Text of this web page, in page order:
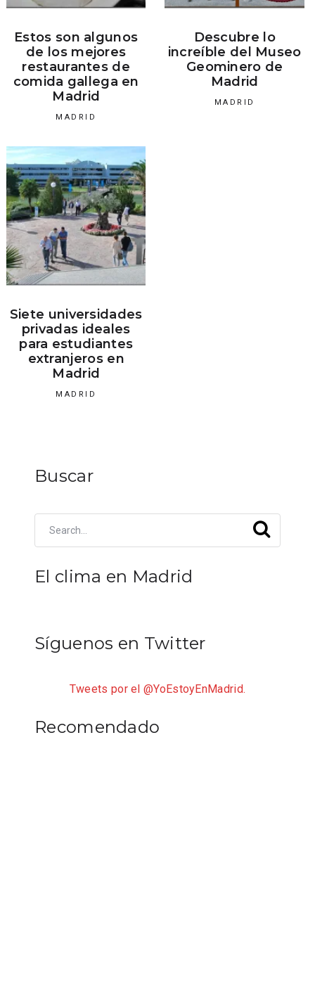
Estos son algunos
de los mejores
restaurantes de
comida gallega en
Madrid
MADRID
Descubre lo
increíble del Museo
Geominero de
Madrid
MADRID
Siete universidades
privadas ideales
para estudiantes
extranjeros en
Madrid
MADRID
Buscar
El clima en Madrid
Síguenos en Twitter
Tweets por el @YoEstoyEnMadrid.
Recomendado